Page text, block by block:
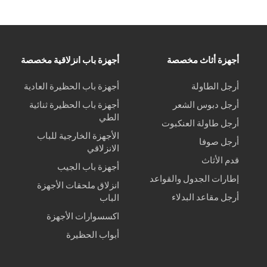
أجهزة أثاث مخصصة
أرجل الطاولة
أرجل دبوس الشعر
أرجل طاولة العنكبوت
أرجل صوفا
قدم الأثاث
إطارات الجدول والقواعد
أرجل مقاعد البدلاء
أجهزة باب انزلاقية مخصصة
أجهزة باب الحظيرة العادية
أجهزة باب الحظيرة ثنائية
الطي
الأجهزة الخارجية للباب
الانزلاقي
أجهزة باب الجيب
انزلاق ملحقات الأجهزة
الباب
اكسسوارات الأجهزة
أبواب الحظيرة